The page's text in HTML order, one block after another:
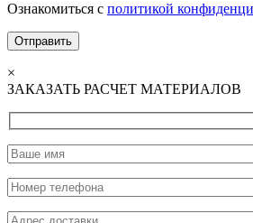
Ознакомиться с политикой
×
ЗАКАЗАТЬ РАСЧЕТ МАТЕРИАЛОВ